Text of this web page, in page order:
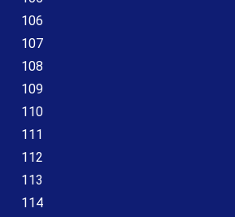
106
107
108
109
110
111
112
113
114